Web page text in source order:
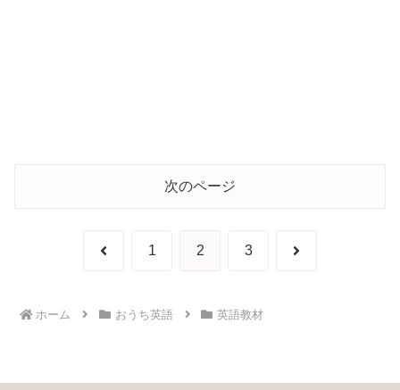
次のページ
前 1 2 3 次
ホーム おうち英語 英語教材